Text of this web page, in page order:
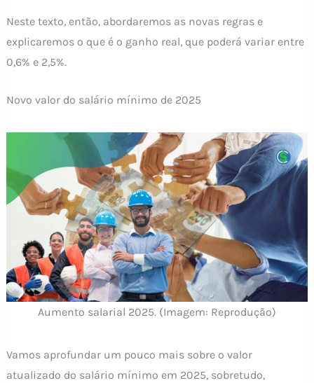
Neste texto, então, abordaremos as novas regras e
explicaremos o que é o ganho real, que poderá variar entre
0,6% e 2,5%.
Novo valor do salário mínimo de 2025
Aumento salarial 2025. (Imagem: Reprodução)
Vamos aprofundar um pouco mais sobre o valor
atualizado do salário mínimo em 2025, sobretudo,